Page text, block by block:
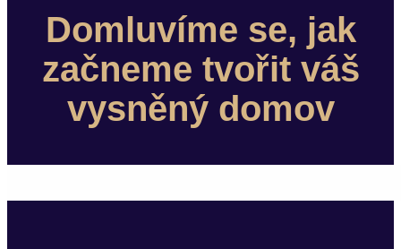
Domluvíme se, jak
začneme tvořit váš
vysněný domov